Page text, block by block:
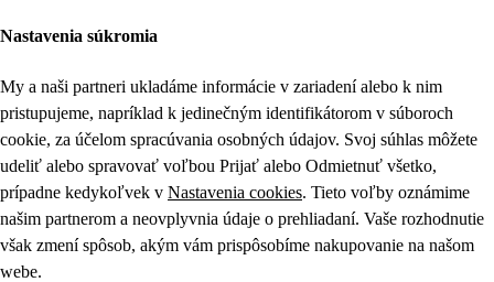
Nastavenia súkromia
My a naši partneri ukladáme informácie v zariadení alebo k nim
pristupujeme, napríklad k jedinečným identifikátorom v súboroch
cookie, za účelom spracúvania osobných údajov. Svoj súhlas môžete
udeliť alebo spravovať voľbou Prijať alebo Odmietnuť všetko,
prípadne kedykoľvek v Nastavenia cookies. Tieto voľby oznámime
našim partnerom a neovplyvnia údaje o prehliadaní. Vaše rozhodnutie
však zmení spôsob, akým vám prispôsobíme nakupovanie na našom
webe.